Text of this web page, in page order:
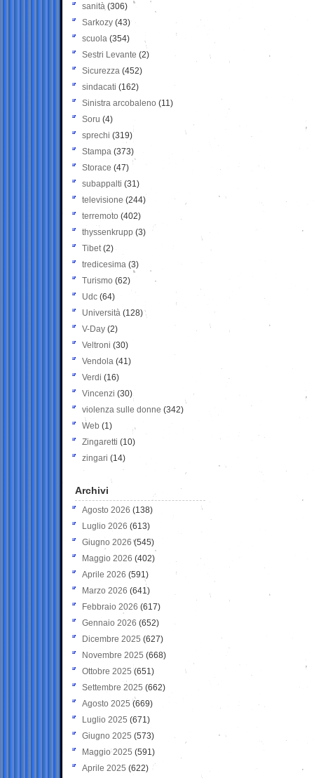
sanità (306)
Sarkozy (43)
scuola (354)
Sestri Levante (2)
Sicurezza (452)
sindacati (162)
Sinistra arcobaleno (11)
Soru (4)
sprechi (319)
Stampa (373)
Storace (47)
subappalti (31)
televisione(244)
terremoto (402)
thyssenkrupp (3)
Tibet(2)
tredicesima (3)
Turismo (62)
Udc (64)
Università (128)
V-Day (2)
Veltroni (30)
Vendola (41)
Verdi (16)
Vincenzi (30)
violenza sulle donne (342)
Web (1)
Zingaretti (10)
zingari (14)
Archivi
Agosto 2026 (138)
Luglio 2026 (613)
Giugno 2026 (545)
Maggio 2026 (402)
Aprile 2026 (591)
Marzo 2026 (641)
Febbraio 2026 (617)
Gennaio 2026 (652)
Dicembre 2025 (627)
Novembre 2025 (668)
Ottobre 2025 (651)
Settembre 2025 (662)
Agosto 2025 (669)
Luglio 2025 (671)
Giugno 2025 (573)
Maggio 2025 (591)
Aprile 2025 (622)